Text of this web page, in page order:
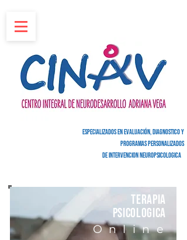
espeCIALIZADOS ENEVALUACIÓN, DIAGNOSTICO Y
PROGRAMAS PERSONALIZADOS
DEINTERVENCION NEUROPSICOLOGICA
TERAPIA
PSICOLOGICA
Online